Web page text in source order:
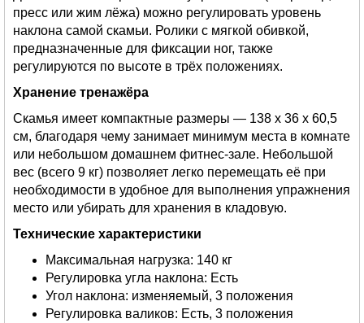
пресс или жим лёжа) можно регулировать уровень
наклона самой скамьи. Ролики с мягкой обивкой,
предназначенные для фиксации ног, также
регулируются по высоте в трёх положениях.
Хранение тренажёра
Скамья имеет компактные размеры — 138 х 36 х 60,5
см, благодаря чему занимает минимум места в комнате
или небольшом домашнем фитнес-зале. Небольшой
вес (всего 9 кг) позволяет легко перемещать её при
необходимости в удобное для выполнения упражнения
место или убирать для хранения в кладовую.
Технические характеристики
Максимальная нагрузка: 140 кг
Регулировка угла наклона: Есть
Угол наклона: изменяемый, 3 положения
Регулировка валиков: Есть, 3 положения